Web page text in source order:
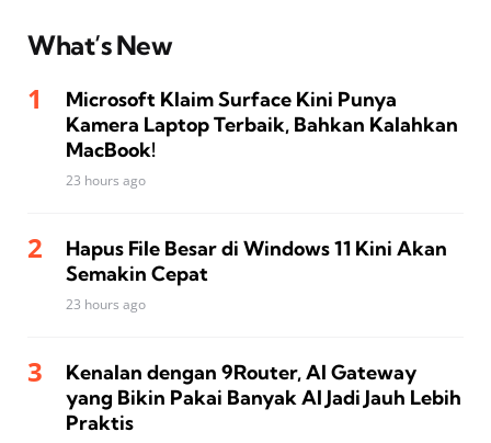
What’s New
Microsoft Klaim Surface Kini Punya
Kamera Laptop Terbaik, Bahkan Kalahkan
MacBook!
23 hours ago
Hapus File Besar di Windows 11 Kini Akan
Semakin Cepat
23 hours ago
Kenalan dengan 9Router, AI Gateway
yang Bikin Pakai Banyak AI Jadi Jauh Lebih
Praktis